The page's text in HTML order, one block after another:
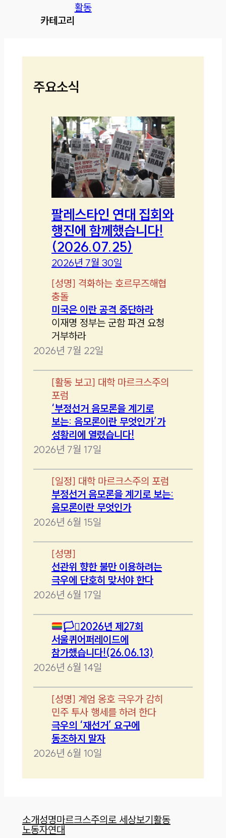
카테고리
활동
주요소식
팔레스타인 연대 집회와
행진에 함께했습니다!
(2026.07.25)
2026년 7월 30일
[성명] 격화하는 호르무즈해협
충돌
미국은 이란 공격 중단하라
이재명 정부는 군함 파견 요청
거부하라
2026년 7월 22일
[활동 보고] 대학 마르크스주의
포럼
‘부정선거 음모론을 계기로
보는: 음모론이란 무엇인가’가
성황리에 열렸습니다!
2026년 7월 17일
[일정] 대학 마르크스주의 포럼
부정선거 음모론을 계기로 보는:
음모론이란 무엇인가
2026년 6월 15일
[성명]
선관위 향한 불만 이용하려는
극우에 단호히 맞서야 한다
2026년 6월 17일
🏳️‍⚧️2026년 제27회
서울퀴어퍼레이드에
참가했습니다!(26.06.13)
2026년 6월 14일
[성명] 계엄 옹호 극우가 감히
민주 투사 행세를 하려 한다
극우의 ‘재선거’ 요구에
동조하지 말자
2026년 6월 10일
소개성명마르크스주의로 세상보기활동
노동자연대